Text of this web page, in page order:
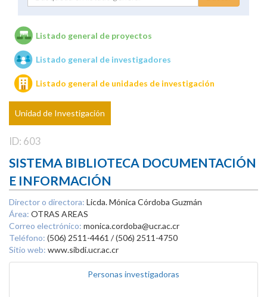
Unidades de investigación
Listado general de proyectos
Listado general de investigadores
Listado general de unidades de investigación
Unidad de Investigación
ID: 603
SISTEMA BIBLIOTECA DOCUMENTACIÓN
E INFORMACIÓN
Director o directora: Licda. Mónica Córdoba Guzmán
Área: OTRAS AREAS
Correo electrónico: monica.cordoba@ucr.ac.cr
Teléfono: (506) 2511-4461 / (506) 2511-4750
Sitio web: www.sibdi.ucr.ac.cr
Personas investigadoras